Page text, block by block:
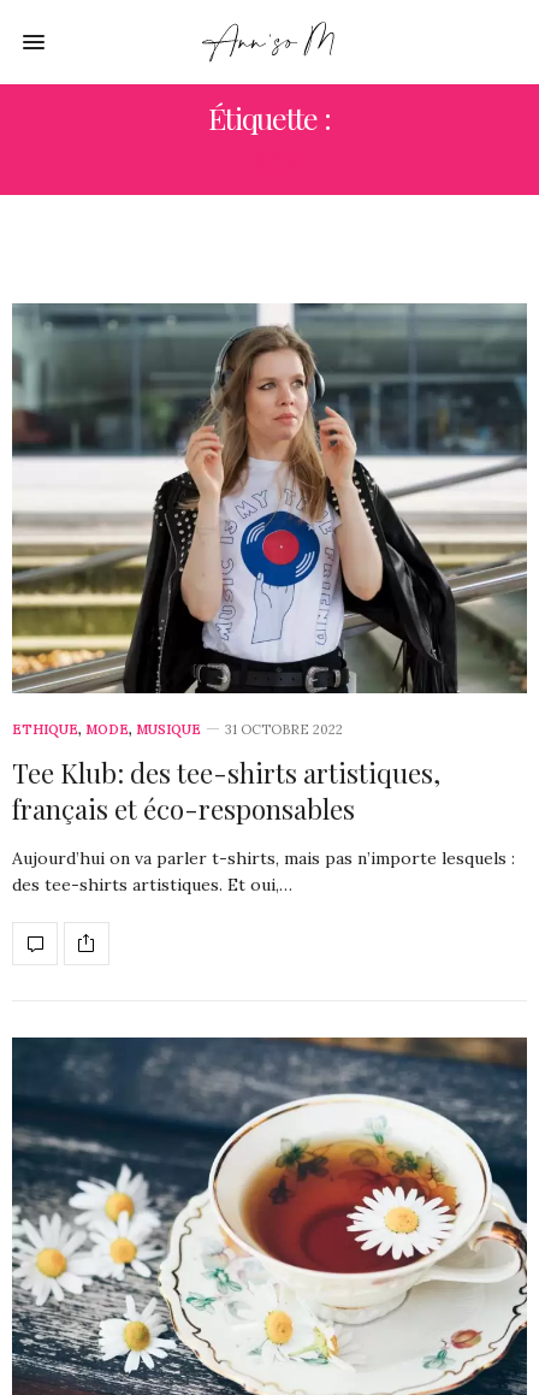
Étiquette :
ETHIQUE, MODE, MUSIQUE 31 OCTOBRE 2022
Tee Klub: des tee-shirts artistiques,
français et éco-responsables
Aujourd’hui on va parler t-shirts, mais pas n’importe lesquels :
des tee-shirts artistiques. Et oui,…